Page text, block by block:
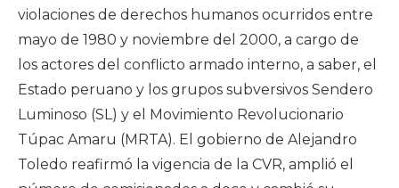
violaciones de derechos humanos ocurridos entre
mayo de 1980 y noviembre del 2000, a cargo de
los actores del conflicto armado interno, a saber, el
Estado peruano y los grupos subversivos Sendero
Luminoso (SL) y el Movimiento Revolucionario
Túpac Amaru (MRTA). El gobierno de Alejandro
Toledo reafirmó la vigencia de la CVR, amplió el